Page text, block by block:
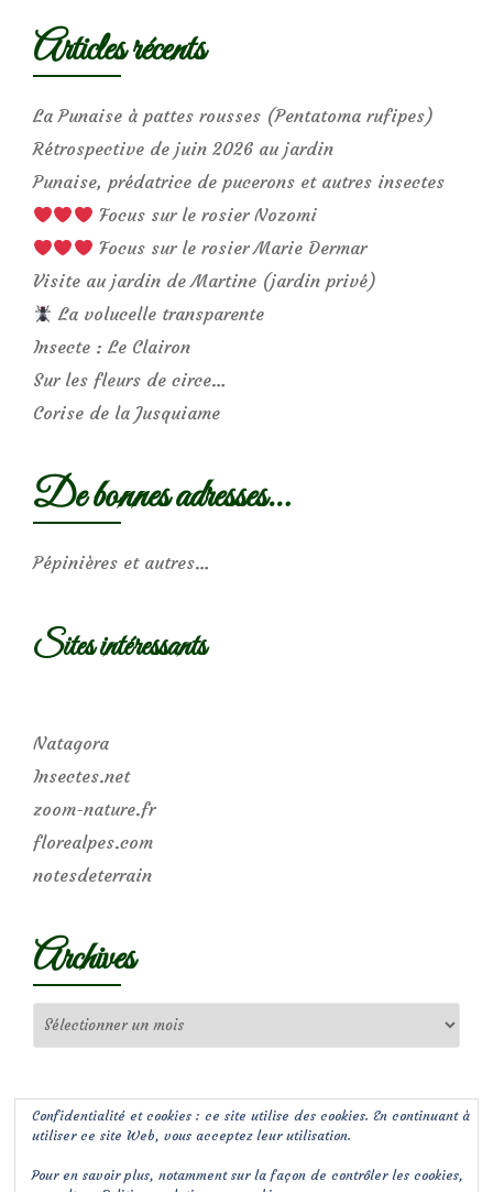
Articles récents
La Punaise à pattes rousses (Pentatoma rufipes)
Rétrospective de juin 2026 au jardin
Punaise, prédatrice de pucerons et autres insectes
Focus sur le rosier Nozomi
Focus sur le rosier Marie Dermar
Visite au jardin de Martine (jardin privé)
La volucelle transparente
Insecte : Le Clairon
Sur les fleurs de circe…
Corise de la Jusquiame
De bonnes adresses…
Pépinières et autres…
Sites intéressants
Natagora
Insectes.net
zoom-nature.fr
florealpes.com
notesdeterrain
Archives
Confidentialité et cookies : ce site utilise des cookies. En continuant à
utiliser ce site Web, vous acceptez leur utilisation.
Pour en savoir plus, notamment sur la façon de contrôler les cookies,